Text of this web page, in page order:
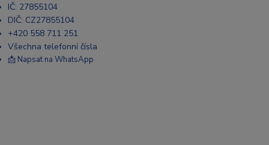
IČ: 27855104
DIČ: CZ27855104
+420 558 711 251
Všechna telefonní čísla
📩 Napsat na WhatsApp